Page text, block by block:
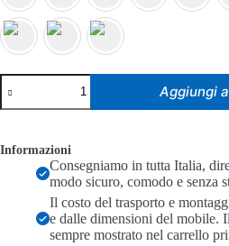
Divano
con
penisola
BARI
Aggiungi
Informazioni
Consegniamo in tutta Italia,
modo sicuro, comodo e senza
Il costo del trasporto e
e dalle dimensioni del mobile.
sempre mostrato nel carrello